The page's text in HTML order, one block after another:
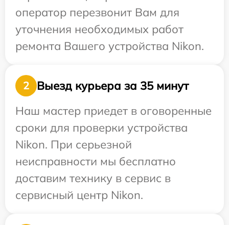
оператор перезвонит Вам для
уточнения необходимых работ
ремонта Вашего устройства Nikon.
2
Выезд курьера за 35 минут
Наш мастер приедет в оговоренные
сроки для проверки устройства
Nikon. При серьезной
неисправности мы бесплатно
доставим технику в сервис в
сервисный центр Nikon.